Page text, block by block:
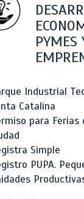
PYMES
Industrial
Catalina
para Ferias
Simple
PUPA.